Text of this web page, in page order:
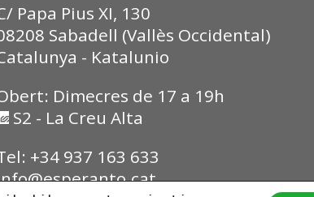
Papa Pius XI, 130
Sabadell (Vallès Occidental)
- Katalunio
Dimecres de 17 a 19h
S2 - La Creu Alta
+34 937 163 633